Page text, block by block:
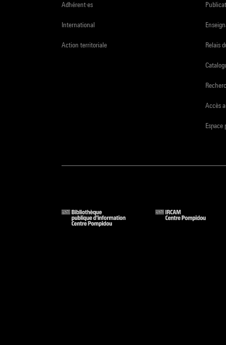
Adhérent·es
International
Action territoriale Relais
Accès
Espace